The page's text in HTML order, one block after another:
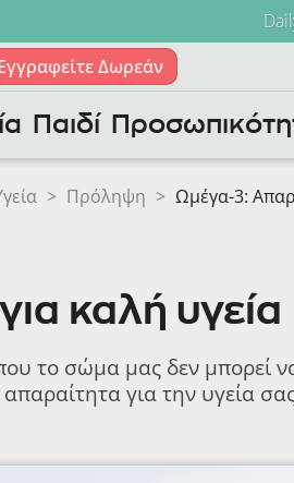
Δωρεάν
Παιδί
> Πρόληψη > Ωμέγα-3:
καλή υγεία
το σώμα μας δεν μπορεί
για την υγεία